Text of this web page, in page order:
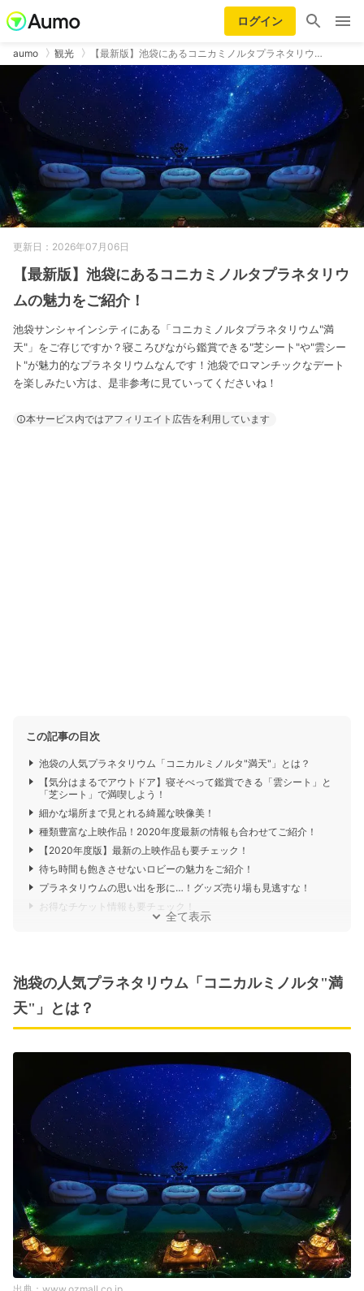
ログイン
aumo 観光 【最新版】池袋にあるコニカミノルタプラネタリウ…
更新日：2026年07月06日
【最新版】池袋にあるコニカミノルタプラネタリウ
ムの魅力をご紹介！
池袋サンシャインシティにある「コニカミノルタプラネタリウム"満
天"」をご存じですか？寝ころびながら鑑賞できる"芝シート"や"雲シー
ト"が魅力的なプラネタリウムなんです！池袋でロマンチックなデート
を楽しみたい方は、是非参考に見ていってくださいね！
本サービス内ではアフィリエイト広告を利用しています
この記事の目次
池袋の人気プラネタリウム「コニカルミノルタ"満天"」とは？
【気分はまるでアウトドア】寝そべって鑑賞できる「雲シート」と
「芝シート」で満喫しよう！
細かな場所まで見とれる綺麗な映像美！
種類豊富な上映作品！2020年度最新の情報も合わせてご紹介！
【2020年度版】最新の上映作品も要チェック！
待ち時間も飽きさせないロビーの魅力をご紹介！
プラネタリウムの思い出を形に…！グッズ売り場も見逃すな！
お得なチケット情報も要チェック！
全て表示
池袋の人気プラネタリウム「コニカルミノルタ"満
天"」とは？